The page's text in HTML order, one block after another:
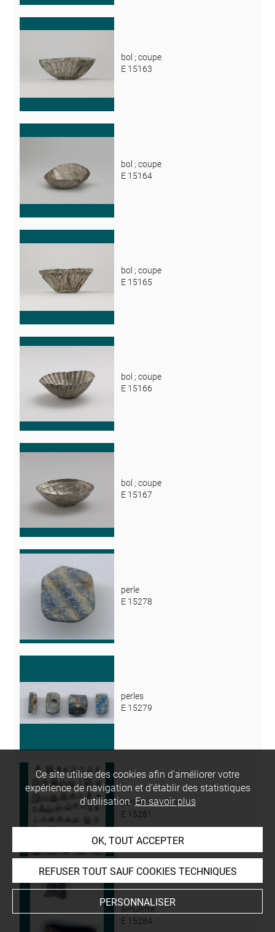
bol ; coupe
E 15163
bol ; coupe
E 15164
bol ; coupe
E 15165
bol ; coupe
E 15166
bol ; coupe
E 15167
perle
E 15278
perles
E 15279
perles ; incrustation
E 15281
amulette
E 15284
Ce site utilise des cookies afin d'améliorer votre
expérience de navigation et d'établir des statistiques
d'utilisation.En savoir plus
OK, TOUT ACCEPTER
REFUSER TOUT SAUF COOKIES TECHNIQUES
PERSONNALISER